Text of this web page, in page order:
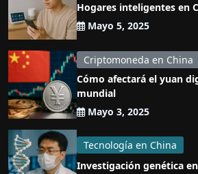
Hogares inteligentes en
Mayo 5, 2025
Criptomoneda en China
Cómo afectará el yuan
mundial
Mayo 3, 2025
Tecnología en China
Investigación genética